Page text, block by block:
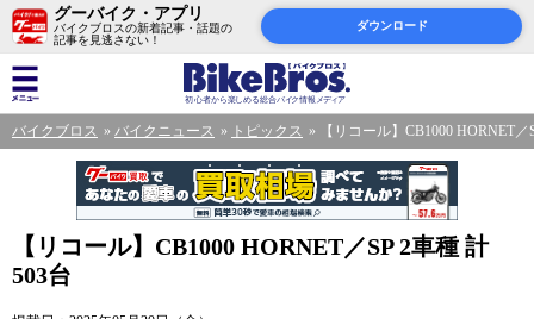
グーバイク・アプリ
バイクブロスの新着記事・話題の
記事を見逃さない！
ダウンロード
バイクブロス バイクニュース トピックス 【リコール】CB1000 HORNET
【リコール】CB1000 HORNET／SP 2車種 計
503台